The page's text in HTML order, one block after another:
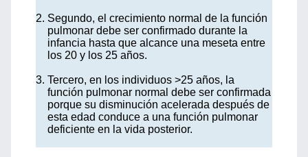
Segundo, el crecimiento normal de la función
pulmonar debe ser confirmado durante la
infancia hasta que alcance una meseta entre
los 20 y los 25 años.
Tercero, en los individuos >25 años, la
función pulmonar normal debe ser confirmada
porque su disminución acelerada después de
esta edad conduce a una función pulmonar
deficiente en la vida posterior.